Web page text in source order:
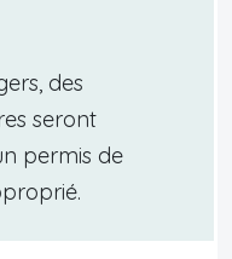
des
seront
permis de